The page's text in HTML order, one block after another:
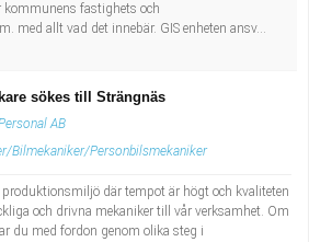
kommunens fastighets och
med allt vad det innebär. GIS enheten ansv...
sökes till Strängnäs
AB
Bilmekaniker/Personbilsmekaniker
där tempot är högt och kvaliteten
och drivna mekaniker till vår verksamhet. Om
du med fordon genom olika steg i